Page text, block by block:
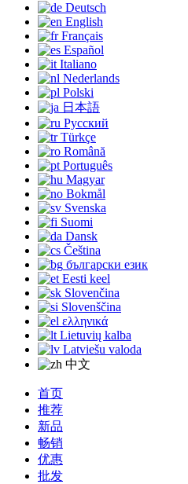
Deutsch
English
Français
Español
Italiano
Nederlands
Polski
日本語
Русский
Türkçe
Română
Português
Magyar
Bokmål
Svenska
Suomi
Dansk
Čeština
български език
Eesti keel
Slovenčina
Slovenščina
ελληνικά
Lietuvių kalba
Latviešu valoda
中文
首页
推荐
新品
畅销
优惠
批发